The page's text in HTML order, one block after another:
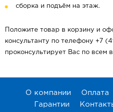
сборка и подъём на этаж.
Положите товар в корзину и
консультанту по телефону +7
проконсультирует Вас по всем
О компании Оплата
Гарантии